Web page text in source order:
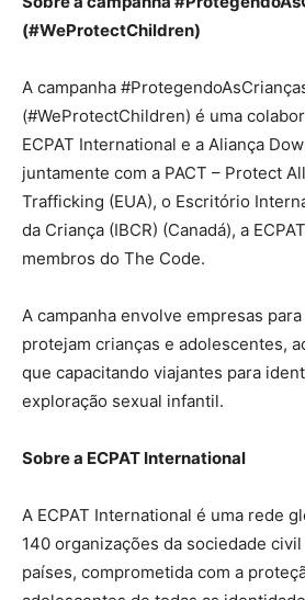
(#WeProtectChildren)
A campanha
(#WeProtectChildren) é uma
ECPAT International e a Aliança
juntamente com a PACT – Protect
Trafficking (EUA), o Escritório
da Criança (IBCR) (Canadá), a
membros do The Code.
A campanha envolve empresas
protejam crianças e adolescentes,
que capacitando viajantes para
exploração sexual infantil.
Sobre a ECPAT International
A ECPAT International é uma rede
140 organizações da sociedade civil
países, comprometida com a